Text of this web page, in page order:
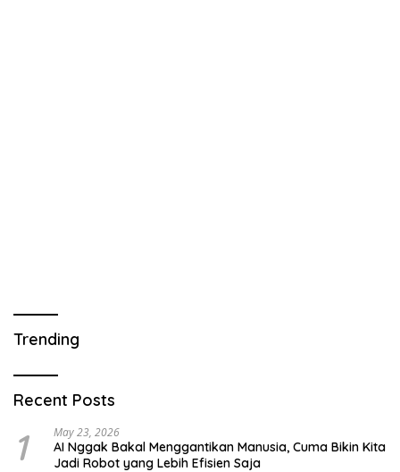
Trending
Recent Posts
1 May 23, 2026
AI Nggak Bakal Menggantikan Manusia, Cuma Bikin Kita
Jadi Robot yang Lebih Efisien Saja